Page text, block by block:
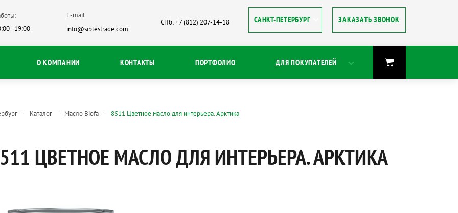
ЗАКАЗАТЬ ЗВОНОК
О КОМПАНИИ КОНТАКТЫ ПОРТФОЛИО ДЛЯ ПОКУПАТЕЛЕЙ
- 19:00
E-mail
info@siblestrade.com
СПб: +7 (812) 207-14-18
Каталог Масло Biofa 8511 Цветное масло для интерьера. Арктика
ЦВЕТНОЕ МАСЛО ДЛЯ ИНТЕРЬЕРА. АРКТИКА